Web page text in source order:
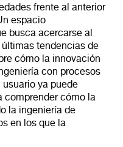
frente al anterior
espacio
busca acercarse al
tendencias de
cómo la innovación
con procesos
ya puede
comprender cómo la
la ingeniería de
en los que la